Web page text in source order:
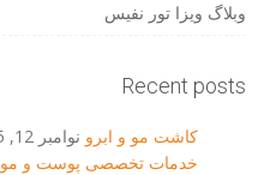
وبلاگ ویزا تور نفیس
Recent posts
کاشت مو و ابرو نوامبر 12, 2025
خدمات تخصصی پوست و مو